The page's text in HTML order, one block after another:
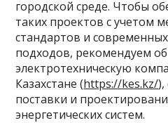
городской среде. Чтобы
таких проектов с учетом
стандартов и
подходов, рекомендуем
электротехническую
Казахстане (https://kes.kz/
поставки и
энергетических систем.